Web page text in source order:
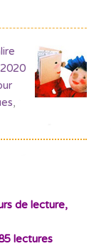
,
de lecture,
lectures